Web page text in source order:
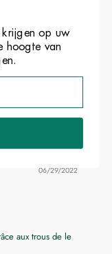
0
0
06/29/2022
aux trous de le
op uw
hoogte van